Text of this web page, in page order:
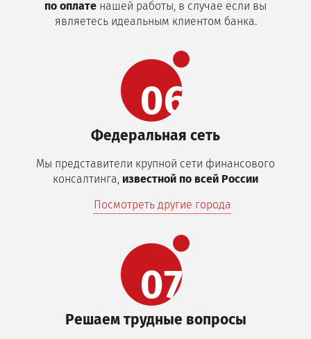
по оплате нашей работы, в случае если вы
являетесь идеальным клиентом банка.
Федеральная сеть
Мы представители крупной сети финансового
консалтинга, известной по всей России
Посмотреть другие города
Решаем трудные вопросы